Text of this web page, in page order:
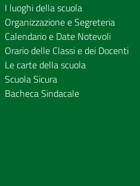
I luoghi della scuola
Organizzazione e Segreteria
Calendario e Date Notevoli
Orario delle Classi e dei Docenti
Le carte della scuola
Scuola Sicura
Bacheca Sindacale